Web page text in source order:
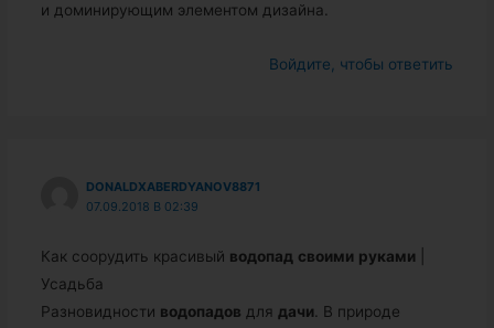
и доминирующим элементом дизайна.
Войдите, чтобы ответить
DONALDXABERDYANOV8871
07.09.2018 В 02:39
Как соорудить красивый водопад своими руками
Усадьба
Разновидности водопадов для дачи . В природе